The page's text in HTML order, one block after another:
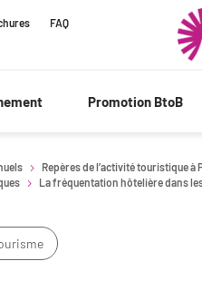
FAQ
Promotion BtoB
Repères de l’activité touristique
La fréquentation hôtelière dans